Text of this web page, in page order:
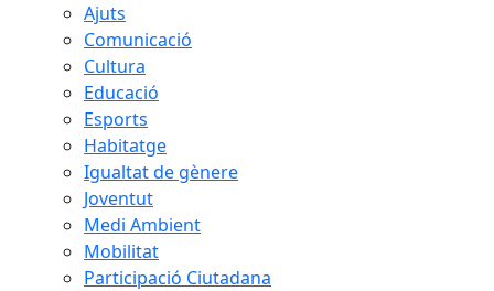
Ajuts
Comunicació
Cultura
Educació
Esports
Habitatge
Igualtat de gènere
Joventut
Medi Ambient
Mobilitat
Participació Ciutadana